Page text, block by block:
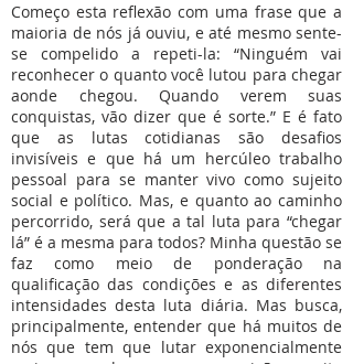
Começo esta reflexão com uma frase que a
maioria de nós já ouviu, e até mesmo sente-
se compelido a repeti-la: “Ninguém vai
reconhecer o quanto você lutou para chegar
aonde chegou. Quando verem suas
conquistas, vão dizer que é sorte.” E é fato
que as lutas cotidianas são desafios
invisíveis e que há um hercúleo trabalho
pessoal para se manter vivo como sujeito
social e político. Mas, e quanto ao caminho
percorrido, será que a tal luta para “chegar
lá” é a mesma para todos? Minha questão se
faz como meio de ponderação na
qualificação das condições e as diferentes
intensidades desta luta diária. Mas busca,
principalmente, entender que há muitos de
nós que tem que lutar exponencialmente